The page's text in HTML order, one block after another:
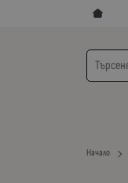
Начало